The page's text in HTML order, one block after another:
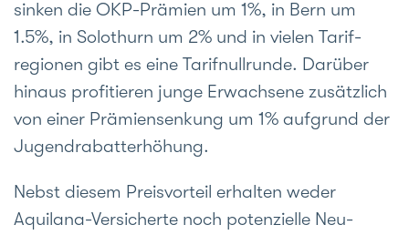
sinken die OKP-Prämien um 1%, in Bern um
1.5%, in Solothurn um 2% und in vielen Tarif­
regionen gibt es eine Tarif­null­runde. Darüber
hinaus profitieren junge Erwach­sene zusätzlich
von einer Prämien­senkung um 1% aufgrund der
Jugend­rabatt­erhöhung.
Nebst diesem Preis­vorteil erhalten weder
Aquilana-Ver­sicherte noch poten­zielle Neu­